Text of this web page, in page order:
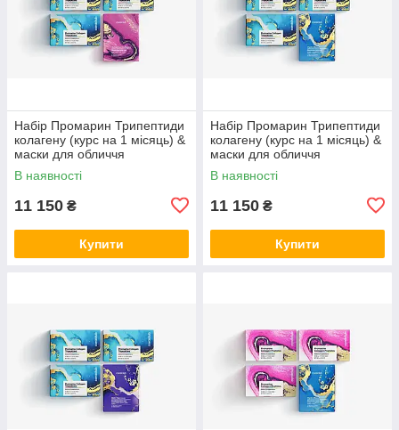
Набір Промарин Трипептиди
колагену (курс на 1 місяць) &
маски для обличчя
біоцелюлозні Advanced
Collagen (5 саше)
В наявності
11 150 ₴
Купити
Набір Промарин Трипептиди
колагену (курс на 1 місяць) &
маски для обличчя
біоцелюлозні Hydro Boost (5
саше)
В наявності
11 150 ₴
Купити